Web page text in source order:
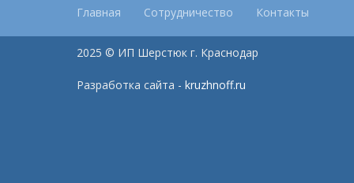
Главная Сотрудничество Контакты
2025 © ИП Шерстюк г. Краснодар
Разработка сайта - kruzhnoff.ru